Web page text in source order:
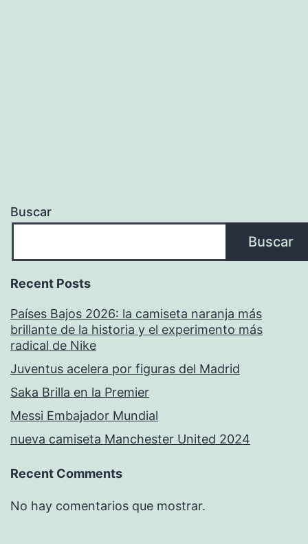
Buscar
Buscar
Recent Posts
Países Bajos 2026: la camiseta naranja más
brillante de la historia y el experimento más
radical de Nike
Juventus acelera por figuras del Madrid
Saka Brilla en la Premier
Messi Embajador Mundial
nueva camiseta Manchester United 2024
Recent Comments
No hay comentarios que mostrar.